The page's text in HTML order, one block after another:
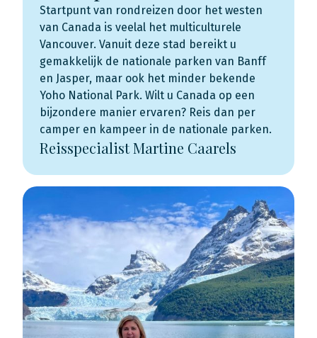
Startpunt van rondreizen door het westen
van Canada is veelal het multiculturele
Vancouver. Vanuit deze stad bereikt u
gemakkelijk de nationale parken van Banff
en Jasper, maar ook het minder bekende
Yoho National Park. Wilt u Canada op een
bijzondere manier ervaren? Reis dan per
camper en kampeer in de nationale parken.
Reisspecialist Martine Caarels